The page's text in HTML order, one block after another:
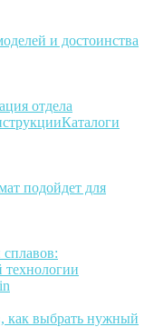
и достоинства
отдела
Каталоги
подойдет для
сплавов:
технологии
как выбрать нужный